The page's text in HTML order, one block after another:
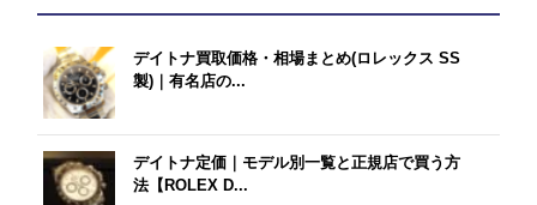
デイトナ買取価格・相場まとめ(ロレックス SS
製)｜有名店の...
デイトナ定価｜モデル別一覧と正規店で買う方
法【ROLEX D...